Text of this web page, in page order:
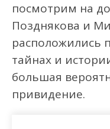
посмотрим на
Позднякова и
расположились
тайнах и
большая
привидение.